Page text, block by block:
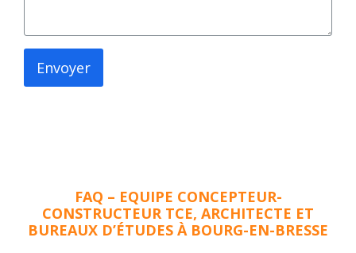
Envoyer
FAQ – EQUIPE CONCEPTEUR-
CONSTRUCTEUR TCE, ARCHITECTE ET
BUREAUX D’ÉTUDES À BOURG-EN-BRESSE